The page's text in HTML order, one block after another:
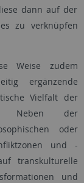
dann auf der
zu verknüpfen
Weise zudem
ergänzende
Vielfalt der
Neben der
oder
und -
transkulturelle
und